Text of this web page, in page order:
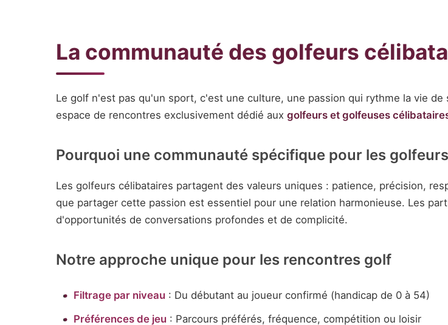
La communauté des golfeurs
Le golf n'est pas qu'un sport, c'est une culture, une passion qui rythme la vie de
espace de rencontres exclusivement dédié aux golfeurs et golfeuses
Pourquoi une communauté spécifique pour les
Les golfeurs célibataires partagent des valeurs uniques : patience, précision,
que partager cette passion est essentiel pour une relation harmonieuse. Les
d'opportunités de conversations profondes et de complicité.
Notre approche unique pour les rencontres golf
Filtrage par niveau : Du débutant au joueur confirmé (handicap de 0 à 54)
Préférences de jeu : Parcours préférés, fréquence, compétition ou loisir